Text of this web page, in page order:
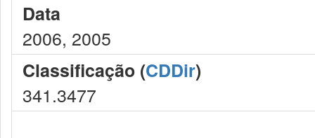
Data
2006, 2005
Classificação (CDDir)
341.3477